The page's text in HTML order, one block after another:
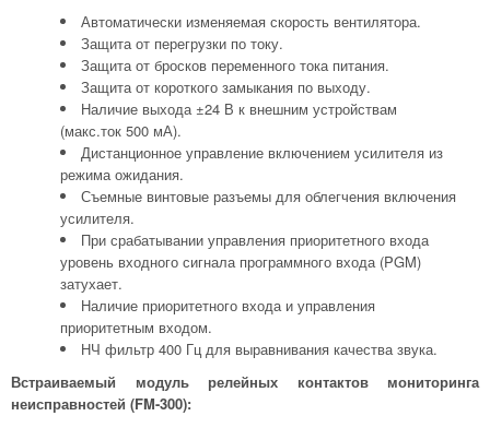
Автоматически изменяемая скорость вентилятора.
Защита от перегрузки по току.
Защита от бросков переменного тока питания.
Защита от короткого замыкания по выходу.
Наличие выхода ±24 В к внешним устройствам
(макс.ток 500 мА).
Дистанционное управление включением усилителя из
режима ожидания.
Съемные винтовые разъемы для облегчения включения
усилителя.
При срабатывании управления приоритетного входа
уровень входного сигнала программного входа (PGM)
затухает.
Наличие приоритетного входа и управления
приоритетным входом.
НЧ фильтр 400 Гц для выравнивания качества звука.
Встраиваемый модуль релейных контактов мониторинга
неисправностей (FM-300):